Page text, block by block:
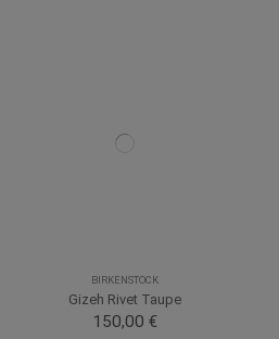
BIRKENSTOCK
Gizeh Rivet Taupe
150,00 €